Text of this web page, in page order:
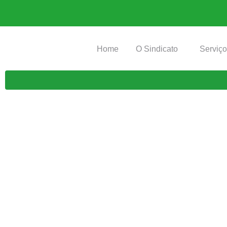
Home O Sindicato